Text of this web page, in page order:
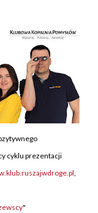
cyklu prezentacji
,
"